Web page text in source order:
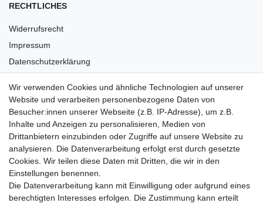
RECHTLICHES
Widerrufsrecht
Impressum
Datenschutzerklärung
Barrierefreiheit
Anleitungen
Vertrag widerrufen
PARTNER
DHL
Wir verwenden Cookies und ähnliche Technologien auf unserer
Website und verarbeiten personenbezogene Daten von
Besucher:innen unserer Webseite (z.B. IP-Adresse), um z.B.
Inhalte und Anzeigen zu personalisieren, Medien von
Drittanbietern einzubinden oder Zugriffe auf unsere Website zu
analysieren. Die Datenverarbeitung erfolgt erst durch gesetzte
Cookies. Wir teilen diese Daten mit Dritten, die wir in den
Einstellungen benennen.
Die Datenverarbeitung kann mit Einwilligung oder aufgrund eines
berechtigten Interesses erfolgen. Die Zustimmung kann erteilt